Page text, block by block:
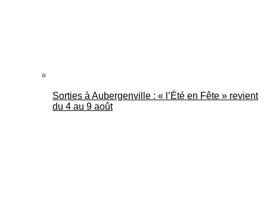
Sorties à Aubergenville : « l’Été en Fête » revient
du 4 au 9 août